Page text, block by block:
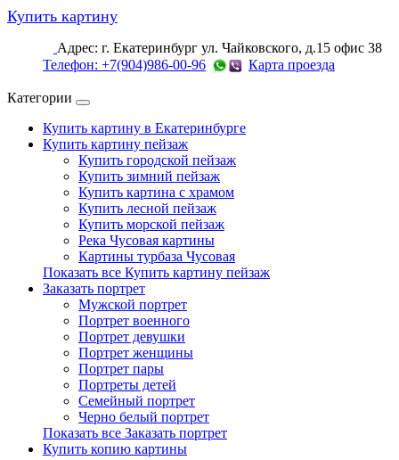
Купить картину
Адрес: г. Екатеринбург ул. Чайковского, д.15 офис 38
Телефон: +7(904)986-00-96
Карта проезда
Категории
Купить картину в Екатеринбурге
Купить картину пейзаж
Купить городской пейзаж
Купить зимний пейзаж
Купить картина с храмом
Купить лесной пейзаж
Купить морской пейзаж
Река Чусовая картины
Картины турбаза Чусовая
Показать все Купить картину пейзаж
Заказать портрет
Мужской портрет
Портрет военного
Портрет девушки
Портрет женщины
Портрет пары
Портреты детей
Семейный портрет
Черно белый портрет
Показать все Заказать портрет
Купить копию картины